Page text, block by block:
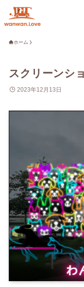
ホーム
スクリーンシ
2023年12月13日